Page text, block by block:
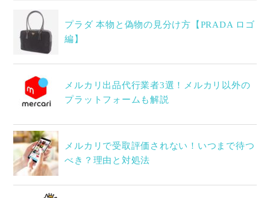
プラダ 本物と偽物の見分け方【PRADA ロゴ
編】
メルカリ出品代行業者3選！メルカリ以外の
プラットフォームも解説
メルカリで受取評価されない！いつまで待つ
べき？理由と対処法